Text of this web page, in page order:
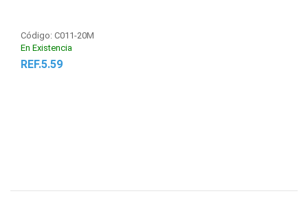
Código: C011-20M
En Existencia
REF.5.59